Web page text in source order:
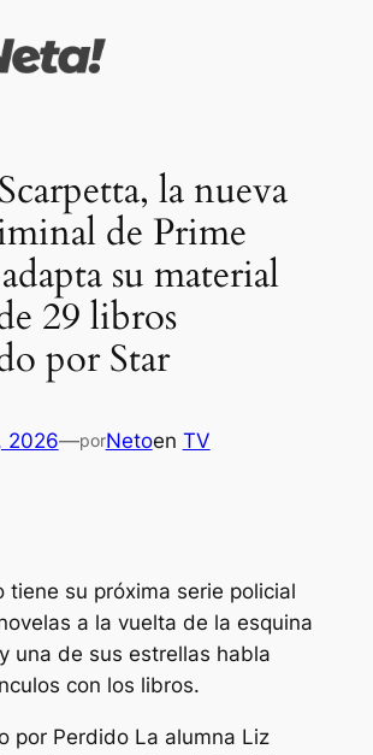
la nueva
de Prime
su material
29 libros
por Star
2026—porNetoen TV
tiene su próxima serie policial
a la vuelta de la esquina
una de sus estrellas habla
con los libros.
por Perdido La alumna Liz